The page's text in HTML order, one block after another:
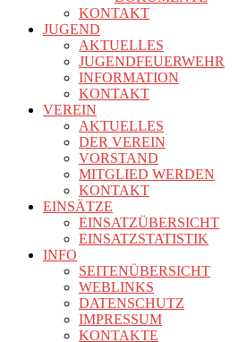
KONTAKT
JUGEND
AKTUELLES
JUGENDFEUERWEHR
INFORMATION
KONTAKT
VEREIN
AKTUELLES
DER VEREIN
VORSTAND
MITGLIED WERDEN
KONTAKT
EINSÄTZE
EINSATZÜBERSICHT
EINSATZSTATISTIK
INFO
SEITENÜBERSICHT
WEBLINKS
DATENSCHUTZ
IMPRESSUM
KONTAKTE